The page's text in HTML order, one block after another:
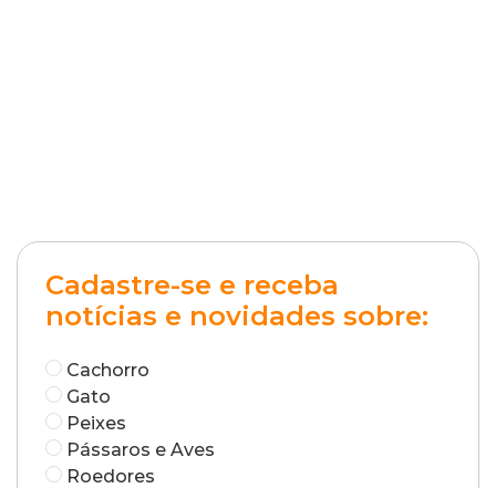
Cadastre-se e receba
notícias e novidades sobre:
Cachorro
Gato
Peixes
Pássaros e Aves
Roedores